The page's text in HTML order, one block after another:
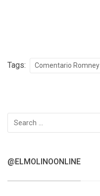
Tags: Comentario Romney
Search
for:
@ELMOLINOONLINE